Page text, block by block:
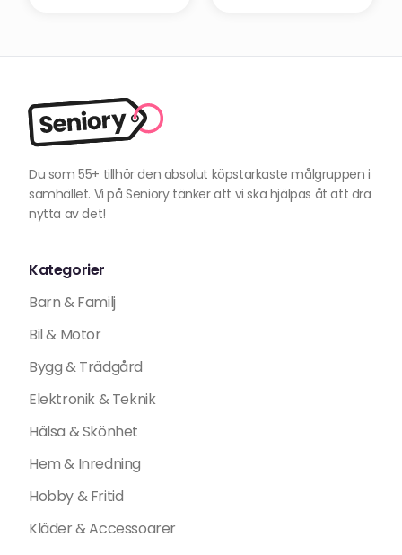
Du som 55+ tillhör den absolut köpstarkaste målgruppen i
samhället. Vi på Seniory tänker att vi ska hjälpas åt att dra
nytta av det!
Kategorier
Barn & Familj
Bil & Motor
Bygg & Trädgård
Elektronik & Teknik
Hälsa & Skönhet
Hem & Inredning
Hobby & Fritid
Kläder & Accessoarer